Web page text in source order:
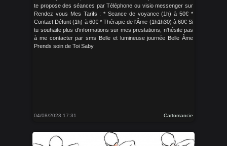
te propose des séances par Téléphone ou visio messenger sur
Rendez vous Mes Tarifs : * Seance de voyance (1h) à 50€ *
Contact Défunt (1h) à 60€ * Thérapie de l'Âme (1h1h30) à 60€ Si
tu souhaite plus d'informations sur mes prestations, n'hésite pas
à me contacter par sms Belle et lumineuse journée Belle Âme
Prends soin de Toi Saby
04/08/2023 17:31 Cartomancie